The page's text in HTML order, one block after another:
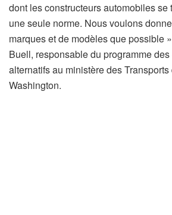
dont les constructeurs automobiles se
une seule norme. Nous voulons
marques et de modèles que possible
Buell, responsable du programme
alternatifs au ministère des Transports
Washington.